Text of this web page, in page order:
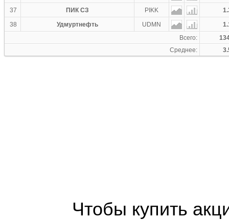
37
ПИК СЗ PIKK
38
Удмуртнефть UDMN
Всего:
Среднее:
Чтобы купить